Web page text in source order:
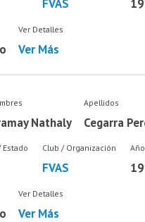
FVAS
Ver Detalles
Ver Más
Nathaly
Apellidos
Cegarra
Club / Organización
FVAS
Ver Detalles
Ver Más